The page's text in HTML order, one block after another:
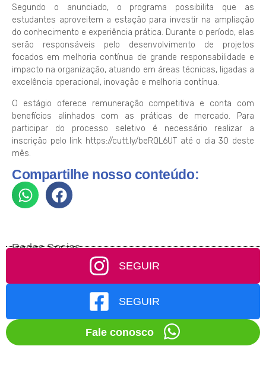
Segundo o anunciado, o programa possibilita que as
estudantes aproveitem a estação para investir na ampliação
do conhecimento e experiência prática. Durante o período, elas
serão responsáveis pelo desenvolvimento de projetos
focados em melhoria contínua de grande responsabilidade e
impacto na organização, atuando em áreas técnicas, ligadas a
excelência operacional, inovação e melhoria contínua.
O estágio oferece remuneração competitiva e conta com
benefícios alinhados com as práticas de mercado. Para
participar do processo seletivo é necessário realizar a
inscrição pelo link https://cutt.ly/beRQL6UT até o dia 30 deste
mês.
Compartilhe nosso conteúdo:
Redes Socias
SEGUIR
SEGUIR
Fale conosco